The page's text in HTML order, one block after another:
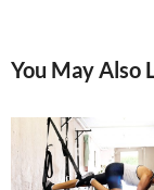
You May Also